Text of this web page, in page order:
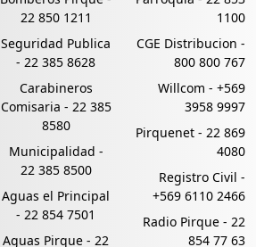
22 850 1211
Seguridad Publica
- 22 385 8628
Carabineros
Comisaria - 22 385
8580
Municipalidad -
22 385 8500
Aguas el Principal
- 22 854 7501
Aguas Pirque - 22
1100
CGE Distribucion -
800 800 767
Willcom - +569
3958 9997
Pirquenet - 22 869
4080
Registro Civil -
+569 6110 2466
Radio Pirque - 22
854 77 63